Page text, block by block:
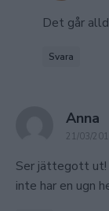
Det går
Svara
Anna
21/03/
Ser jättegott ut!
inte har en ugn